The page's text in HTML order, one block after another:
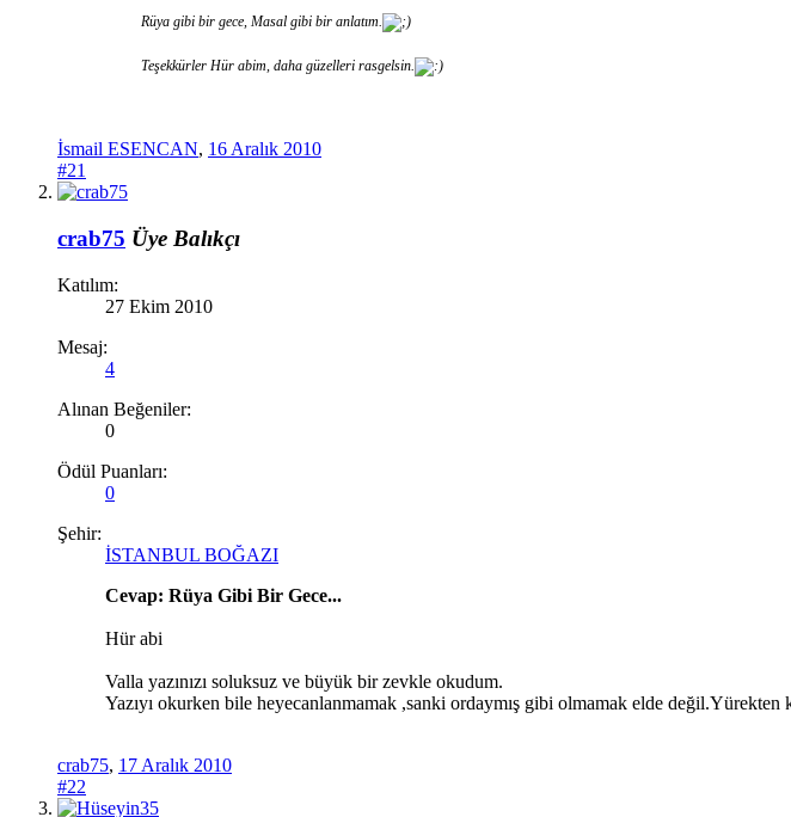
Rüya gibi bir gece, Masal gibi bir anlatım.
Teşekkürler Hür abim, daha güzelleri rasgelsin.
İsmail ESENCAN, 16 Aralık 2010
#21
crab75 Üye Balıkçı
Katılım:
27 Ekim 2010
Mesaj:
4
Alınan Beğeniler:
0
Ödül Puanları:
0
Şehir:
İSTANBUL BOĞAZI
Cevap: Rüya Gibi Bir Gece...
Hür abi
Valla yazınızı soluksuz ve büyük bir zevkle okudum.
Yazıyı okurken bile heyecanlanmamak ,sanki ordaymış gibi olmamak elde değil.Yürekten
crab75, 17 Aralık 2010
#22